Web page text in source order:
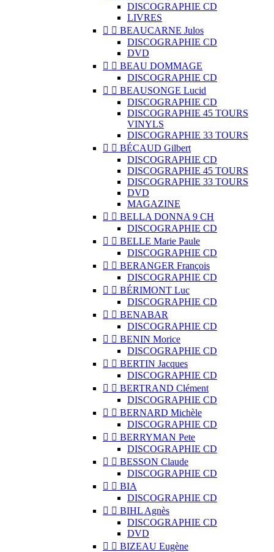
DISCOGRAPHIE CD
LIVRES
  BEAUCARNE Julos
DISCOGRAPHIE CD
DVD
  BEAU DOMMAGE
DISCOGRAPHIE CD
  BEAUSONGE Lucid
DISCOGRAPHIE CD
DISCOGRAPHIE 45 TOURS
VINYLS
DISCOGRAPHIE 33 TOURS
  BÉCAUD Gilbert
DISCOGRAPHIE CD
DISCOGRAPHIE 45 TOURS
DISCOGRAPHIE 33 TOURS
DVD
MAGAZINE
  BELLA DONNA 9 CH
DISCOGRAPHIE CD
  BELLE Marie Paule
DISCOGRAPHIE CD
  BERANGER François
DISCOGRAPHIE CD
  BÉRIMONT Luc
DISCOGRAPHIE CD
  BENABAR
DISCOGRAPHIE CD
  BENIN Morice
DISCOGRAPHIE CD
  BERTIN Jacques
DISCOGRAPHIE CD
  BERTRAND Clément
DISCOGRAPHIE CD
  BERNARD Michèle
DISCOGRAPHIE CD
  BERRYMAN Pete
DISCOGRAPHIE CD
  BESSON Claude
DISCOGRAPHIE CD
  BIA
DISCOGRAPHIE CD
  BIHL Agnès
DISCOGRAPHIE CD
DVD
  BIZEAU Eugène